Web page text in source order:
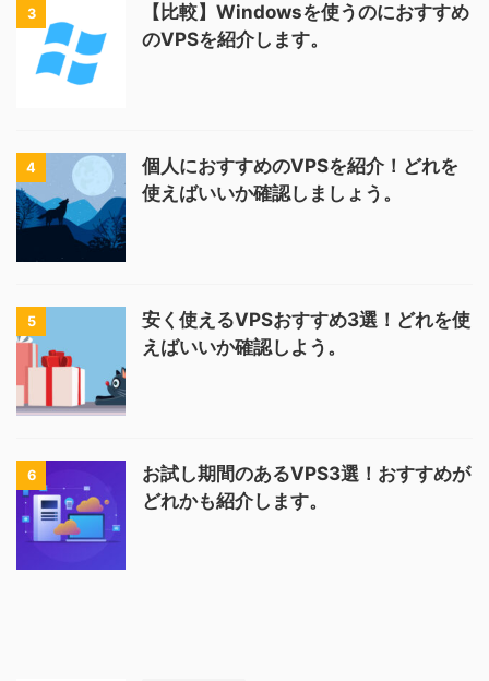
3
【比較】Windowsを使うのにおすすめ
のVPSを紹介します。
4
個人におすすめのVPSを紹介！どれを
使えばいいか確認しましょう。
5
安く使えるVPSおすすめ3選！どれを使
えばいいか確認しよう。
6
お試し期間のあるVPS3選！おすすめが
どれかも紹介します。